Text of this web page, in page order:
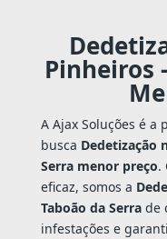
Pinheiros
A Ajax Soluções é
busca Dedetização
Serra menor preço.
eficaz, somos a
Taboão da Serrade
infestações e